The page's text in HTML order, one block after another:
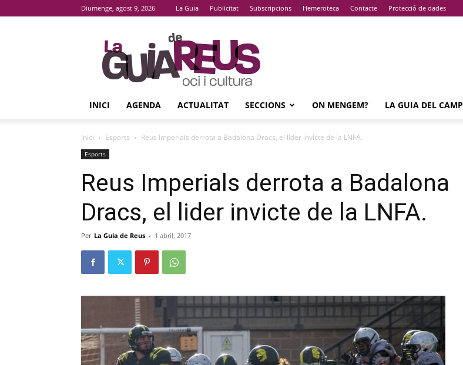
Diumenge, agost 9, 2026 La Guia Publicitat Subscripcions Hemeroteca Contacte Protecció de dades
La
Guia
De
Reus
INICI AGENDA ACTUALITAT SECCIONS ON MENGEM? LA GUIA DEL CAMP
Inici Esports Reus Imperials derrota a Badalona Dracs, el lider invicte de la LNFA.
Esports
Reus Imperials derrota a Badalona
Dracs, el lider invicte de la LNFA.
Per La Guia de Reus - 1 abril, 2017